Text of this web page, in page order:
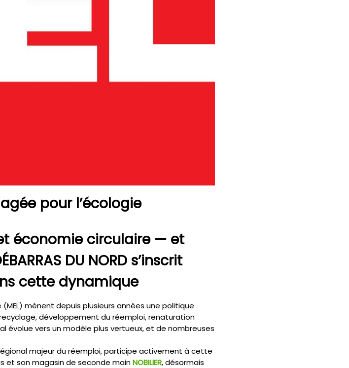
pour l’écologie
économie circulaire — et
DU NORD s’inscrit
cette dynamique
mènent depuis plusieurs années une politique
développement du réemploi, renaturation
évolue vers un modèle plus vertueux, et de nombreuses
majeur du réemploi, participe activement à cette
et son magasin de seconde mainNOBILIER, désormais